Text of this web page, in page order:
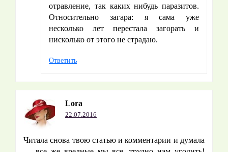
отравление, так каких нибудь паразитов.
Относительно загара: я сама уже
несколько лет перестала загорать и
нисколько от этого не страдаю.
Ответить
Lora
22.07.2016
Читала снова твою статью и комментарии и думала